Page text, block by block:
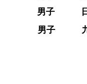
男子 日本
男子 九州